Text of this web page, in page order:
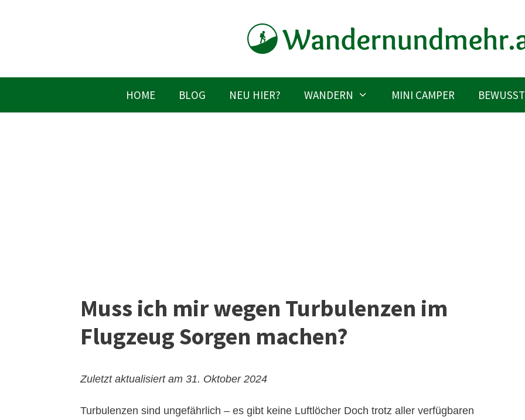
HOME BLOG NEU HIER? WANDERN MINI CAMPER
Muss ich mir wegen Turbulenzen im
Flugzeug Sorgen machen?
Zuletzt aktualisiert am 31. Oktober 2024
Turbulenzen sind ungefährlich – es gibt keine Luftlöcher Doch trotz aller verfügbaren